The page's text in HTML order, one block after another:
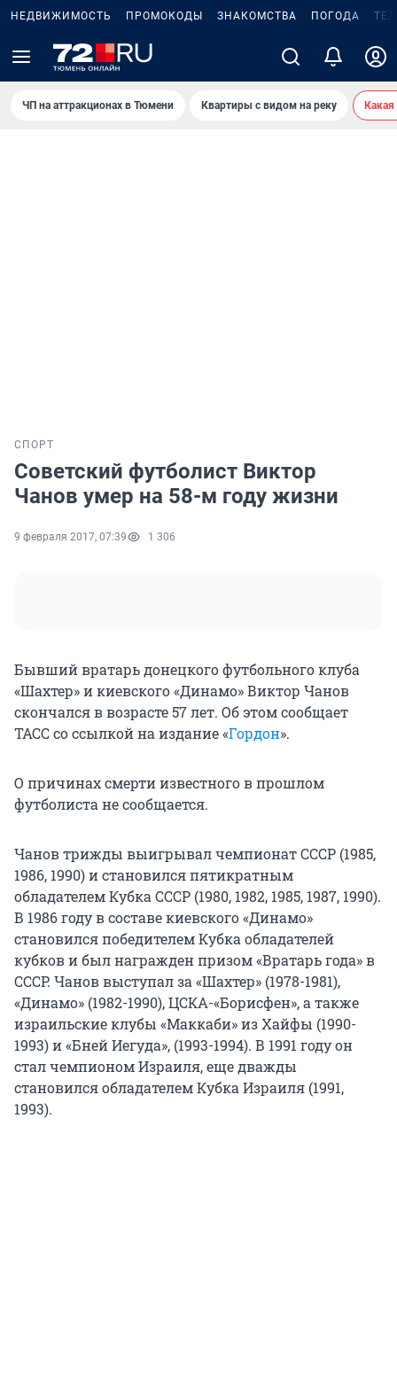
НЕДВИЖИМОСТЬ ПРОМОКОДЫ ЗНАКОМСТВА ПОГОДА
ЧП на аттракционах в Тюмени Квартиры с видом на реку
СПОРТ
Советский футболист Виктор
Чанов умер на 58-м году жизни
9 февраля 2017, 07:39 1 306
Бывший вратарь донецкого футбольного клуба
«Шахтер» и киевского «Динамо» Виктор Чанов
скончался в возрасте 57 лет. Об этом сообщает
ТАСС со ссылкой на издание «Гордон».
О причинах смерти известного в прошлом
футболиста не сообщается.
Чанов трижды выигрывал чемпионат СССР (1985,
1986, 1990) и становился пятикратным
обладателем Кубка СССР (1980, 1982, 1985, 1987, 1990).
В 1986 году в составе киевского «Динамо»
становился победителем Кубка обладателей
кубков и был награжден призом «Вратарь года» в
СССР. Чанов выступал за «Шахтер» (1978-1981),
«Динамо» (1982-1990), ЦСКА-«Борисфен», а также
израильские клубы «Маккаби» из Хайфы (1990-
1993) и «Бней Иегуда», (1993-1994). В 1991 году он
стал чемпионом Израиля, еще дважды
становился обладателем Кубка Израиля (1991,
1993).